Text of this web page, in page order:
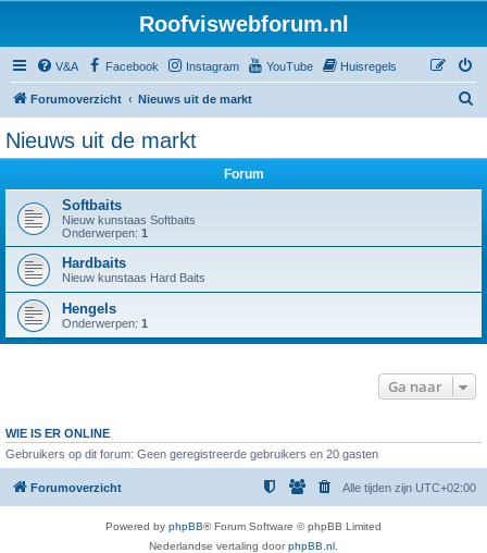
Roofviswebforum.nl
V&A Facebook Instagram YouTube Huisregels
Forumoverzicht Nieuws uit de markt
Nieuws uit de markt
Forum
Softbaits
Nieuw kunstaas Softbaits
Onderwerpen: 1
Hardbaits
Nieuw kunstaas Hard Baits
Hengels
Onderwerpen: 1
Ga naar
WIE IS ER ONLINE
Gebruikers op dit forum: Geen geregistreerde gebruikers en 20 gasten
Forumoverzicht Alle tijden zijn UTC+02:00
Powered by phpBB® Forum Software © phpBB Limited
Nederlandse vertaling doorphpBB.nl